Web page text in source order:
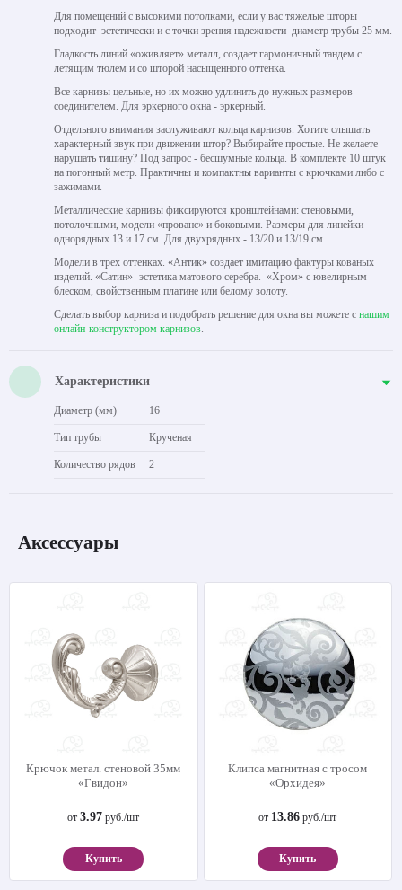
Для помещений с высокими потолками, если у вас тяжелые шторы
подходит эстетически и с точки зрения надежности диаметр трубы 25 мм.
Гладкость линий «оживляет» металл, создает гармоничный тандем с
летящим тюлем и со шторой насыщенного оттенка.
Все карнизы цельные, но их можно удлинить до нужных размеров
соединителем. Для эркерного окна - эркерный.
Отдельного внимания заслуживают кольца карнизов. Хотите слышать
характерный звук при движении штор? Выбирайте простые. Не желаете
нарушать тишину? Под запрос - бесшумные кольца. В комплекте 10 штук
на погонный метр. Практичны и компактны варианты с крючками либо с
зажимами.
Металлические карнизы фиксируются кронштейнами: стеновыми,
потолочными, модели «прованс» и боковыми. Размеры для линейки
однорядных 13 и 17 см. Для двухрядных - 13/20 и 13/19 см.
Модели в трех оттенках. «Антик» создает имитацию фактуры кованых
изделий. «Сатин»- эстетика матового серебра. «Хром» с ювелирным
блеском, свойственным платине или белому золоту.
Сделать выбор карниза и подобрать решение для окна вы можете с нашим
онлайн-конструктором карнизов.
Характеристики
Диаметр (мм) 16
Тип трубы Крученая
Количество рядов 2
Аксессуары
Крючок метал. стеновой 35мм
«Гвидон»
от3.97 руб./шт
Купить
Клипса магнитная с тросом
«Орхидея»
от 13.86 руб./шт
Купить